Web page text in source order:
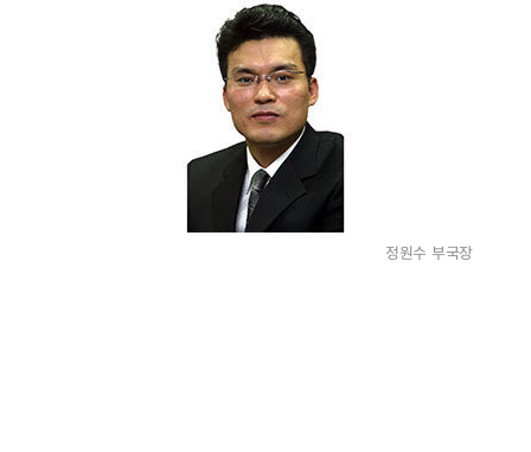
정원수 부국장